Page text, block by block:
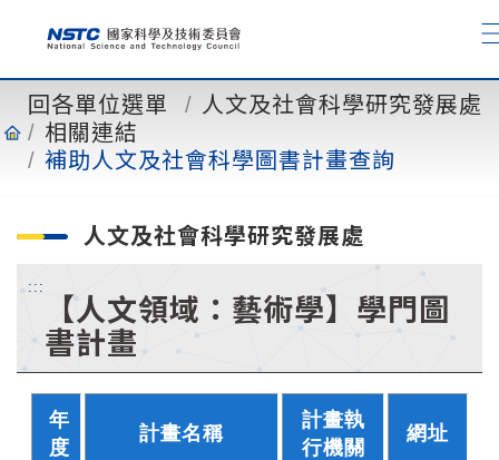
回各單位選單
人文及社會科學研究發展處
相關連結
補助人文及社會科學圖書計畫查詢
人文及社會科學研究發展處
:::
【人文領域：藝術學】學門圖
書計畫
年
度
計畫名稱
計畫執
行機關
網址